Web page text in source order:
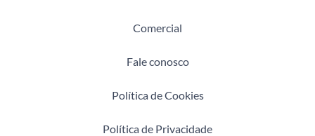
Comercial
Fale conosco
Política de Cookies
Política de Privacidade